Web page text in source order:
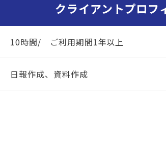
クライアントプロフ
10時間/ ご利用期間1年以上
日報作成、資料作成